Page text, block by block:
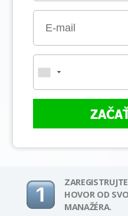
HOVOR OD
MANAŽÉRA.